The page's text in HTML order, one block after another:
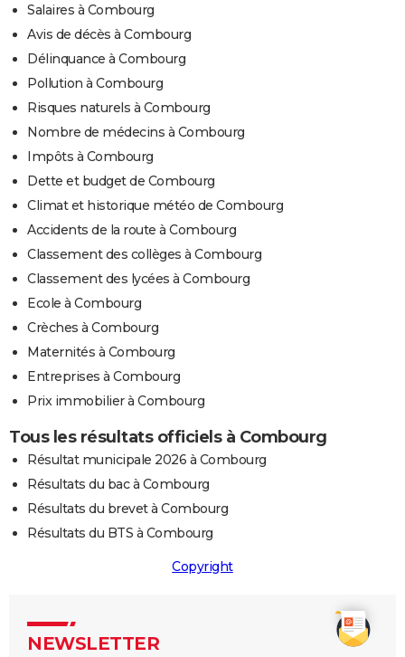
Salaires à Combourg
Avis de décès à Combourg
Délinquance à Combourg
Pollution à Combourg
Risques naturels à Combourg
Nombre de médecins à Combourg
Impôts à Combourg
Dette et budget de Combourg
Climat et historique météo de Combourg
Accidents de la route à Combourg
Classement des collèges à Combourg
Classement des lycées à Combourg
Ecole à Combourg
Crèches à Combourg
Maternités à Combourg
Entreprises à Combourg
Prix immobilier à Combourg
Tous les résultats officiels à Combourg
Résultat municipale 2026 à Combourg
Résultats du bac à Combourg
Résultats du brevet à Combourg
Résultats du BTS à Combourg
Copyright
NEWSLETTER